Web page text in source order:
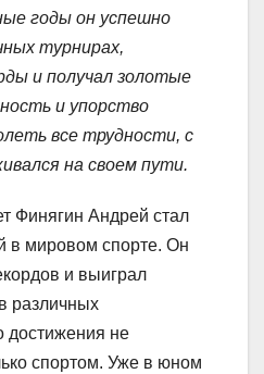
годы он успешно
турнирах,
и получал золотые
и упорство
все трудности, с
на своем пути.
Финягин Андрей стал
в мировом спорте. Он
и выиграл
различных
достижения не
спортом. Уже в юном